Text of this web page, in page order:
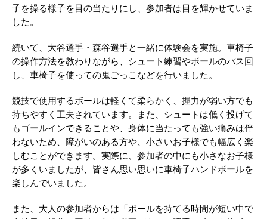
子を操る様子を目の当たりにし、参加者は目を輝かせていま
した。
続いて、大谷選手・森谷選手と一緒に体験会を実施。車椅子
の操作方法を教わりながら、シュート練習やボールのパス回
し、車椅子を使っての鬼ごっこなどを行いました。
競技で使用するボールは軽くて柔らかく、握力が弱い方でも
持ちやすく工夫されています。また、シュートは低く投げて
もゴールインできることや、身体に当たっても強い痛みは伴
わないため、障がいのある方や、小さいお子様でも幅広く楽
しむことができます。実際に、参加者の中にも小さなお子様
が多くいましたが、皆さん思い思いに車椅子ハンドボールを
楽しんでいました。
また、大人の参加者からは「ボールを持てる時間が短い中で